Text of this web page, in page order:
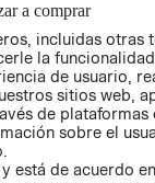
- RETIRO EN
TIENDA
TÉRMINOS Y
CONDICIONES
AVISO DE
a comprar
incluidas otras
la
de usuario,
sitios web,
de plataformas
sobre el
está de acuerdo